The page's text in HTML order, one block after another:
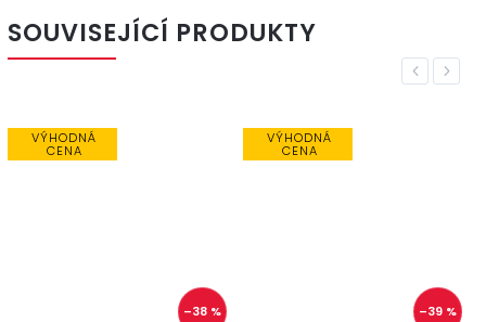
SOUVISEJÍCÍ PRODUKTY
Previous
VÝHODNÁ
CENA
–39 %
Next